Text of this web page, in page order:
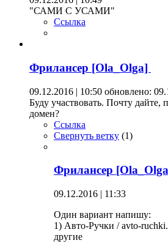
"САМИ С УСАМИ"
Ссылка
Фрилансер [Ola_Olga]
09.12.2016 | 10:50 обновлено:
Буду участвовать. Почту
домен?
Ссылка
Свернуть ветку (1)
Фрилансер
09.12.2016 | 11:33
Один вариант напишу:
1) Авто-Ручки / avto-
другие